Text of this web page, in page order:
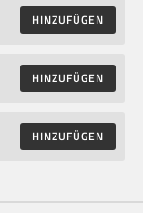
HINZUFÜGEN
HINZUFÜGEN
HINZUFÜGEN